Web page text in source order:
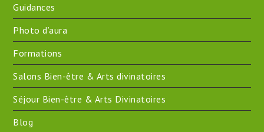
Guidances
Photo d’aura
Formations
Salons Bien-être & Arts divinatoires
Séjour Bien-être & Arts Divinatoires
Blog